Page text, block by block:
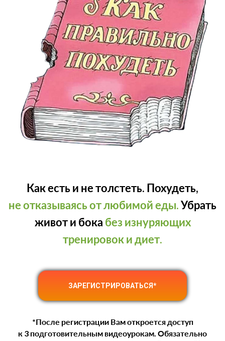
Как есть и не толстеть. Похудеть,
не отказываясь от любимой еды.Убрать
живот и бока без изнуряющих
тренировок и диет.
ЗАРЕГИСТРИРОВАТЬСЯ*
*После регистрации Вам откроется доступ
к 3 подготовительным видеоурокам. Обязательно